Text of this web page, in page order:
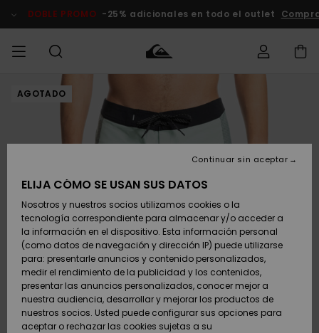
del
DOBLE PROMO -25% adicionales en todo el outlet
HOMBRE
Zapatos y
chanclas
Surf
Snow
Zapatos y
chanclas
Surf
Snow
Destacados
Snow
SURF
Hombre
Highlights
Comunidad
SNOW
Snow
Hombre
Snow Niños
Tienda
Snow Mujer
Destacados
DOBLE
PROMO
Hombre
Outlet
Mujer
pedido
Envio
Devoluciones
Pago
Tarjeta de
regalo
Quiksilver
Freedom
AGOTADO
ELIJA CÓMO SE USAN SUS DATOS
Nosotros y nuestros socios utilizamos cookies o la
tecnología correspondiente para almacenar y/o acceder a
la información en el dispositivo. Esta información personal
(como datos de navegación y dirección IP) puede utilizarse
para: presentarle anuncios y contenido personalizados,
medir el rendimiento de la publicidad y los contenidos,
presentar las anuncios personalizados, conocer mejor a
nuestra audiencia, desarrollar y mejorar los productos de
nuestros socios. Usted puede configurar sus opciones para
aceptar o rechazar las cookies sujetas a su
Continuar sin aceptar